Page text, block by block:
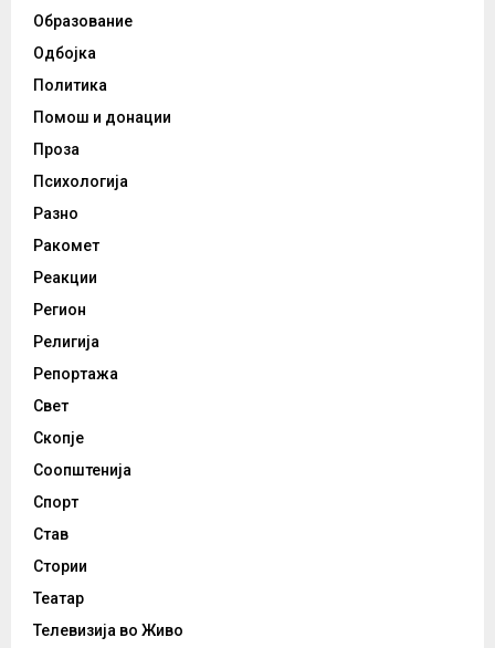
Образование
Одбојка
Политика
Помош и донации
Проза
Психологија
Разно
Ракомет
Реакции
Регион
Религија
Репортажа
Свет
Скопје
Соопштенија
Спорт
Став
Стории
Театар
Телевизија во Живо